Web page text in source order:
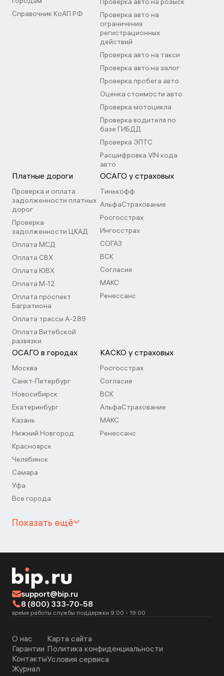
Справочник КоАП РФ
Проверка авто на
ограничения
регистрационных
действий
Проверка авто на такси
Проверка авто на залог
Проверка пробега авто
Оценка стоимости авто
Проверка мотоцикла
Проверка водителя по
базе ГИБДД
Проверка ЭПТС
Расшифровка VIN кода
авто
Платные дороги
Проверка и оплата
задолженности платных
дорог
Проверка
задолженности ЦКАД
Оплата МСД
Оплата СВХ
Оплата ЮВХ
Оплата М-12
Оплата проспект
Багратиона
Оплата трассы А-289
Оплата Витебской
развязки
ОСАГО у страховых
Тинькофф
АльфаСтрахование
Росгосстрах
Ингосстрах
СОГАЗ
ВСК
Согласие
МАКС
Ренессанс
ОСАГО в городах
Москва
Санкт-Петербург
Новосибирск
Екатеринбург
Казань
Нижний Новгород
Красноярск
Челябинск
Самара
Уфа
Все города
КАСКО у страховых
Росгосстрах
Согласие
ВСК
АльфаСтрахование
МАКС
Ренессанс
Показать ещё
support@bip.ru
8 (800) 333-70-58
время работы службы поддержки 9:00 - 19:00
О нас
Гарантии
Контакты
Журнал
Карта сайта
Политика конфиденциальности
Условия сервиса